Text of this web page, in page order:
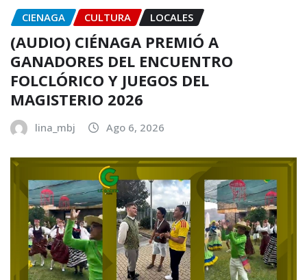
CIENAGA CULTURA LOCALES
(AUDIO) CIÉNAGA PREMIÓ A
GANADORES DEL ENCUENTRO
FOLCLÓRICO Y JUEGOS DEL
MAGISTERIO 2026
lina_mbj Ago 6, 2026